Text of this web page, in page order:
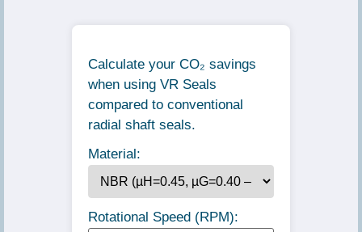
Calculate your CO₂ savings
when using VR Seals
compared to conventional
radial shaft seals.
Material:
Rotational Speed (RPM):